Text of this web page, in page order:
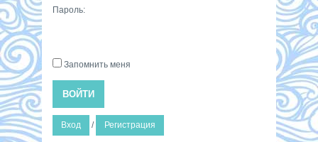
Пароль:
Запомнить меня
ВОЙТИ
Вход / Регистрация